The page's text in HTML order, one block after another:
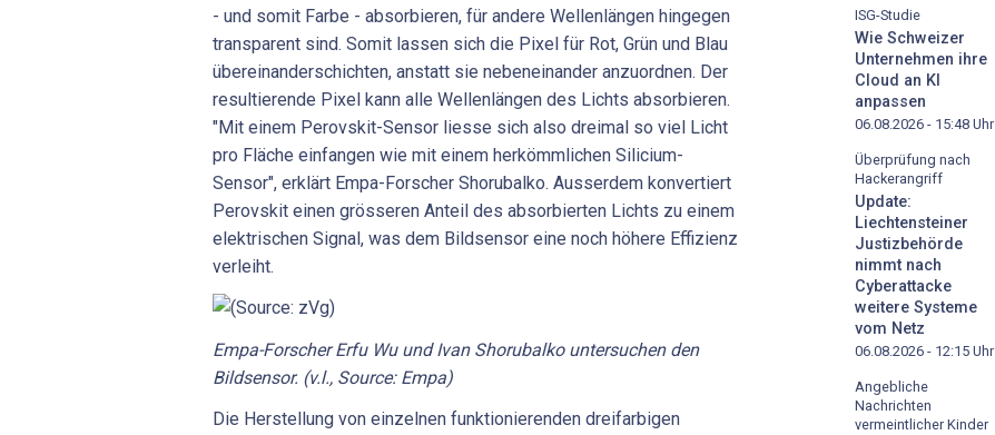
- und somit Farbe - absorbieren, für andere Wellenlängen hingegen
transparent sind. Somit lassen sich die Pixel für Rot, Grün und Blau
übereinanderschichten, anstatt sie nebeneinander anzuordnen. Der
resultierende Pixel kann alle Wellenlängen des Lichts absorbieren.
"Mit einem Perovskit-Sensor liesse sich also dreimal so viel Licht
pro Fläche einfangen wie mit einem herkömmlichen Silicium-
Sensor", erklärt Empa-Forscher Shorubalko. Ausserdem konvertiert
Perovskit einen grösseren Anteil des absorbierten Lichts zu einem
elektrischen Signal, was dem Bildsensor eine noch höhere Effizienz
verleiht.
Empa-Forscher Erfu Wu und Ivan Shorubalko untersuchen den
Bildsensor. (v.l., Source: Empa)
Die Herstellung von einzelnen funktionierenden dreifarbigen
ISG-Studie
Wie Schweizer
Unternehmen ihre
Cloud an KI
anpassen
06.08.2026 - 15:48 Uhr
Überprüfung nach
Hackerangriff
Update:
Liechtensteiner
Justizbehörde
nimmt nach
Cyberattacke
weitere Systeme
vom Netz
06.08.2026 - 12:15 Uhr
Angebliche
Nachrichten
vermeintlicher Kinder